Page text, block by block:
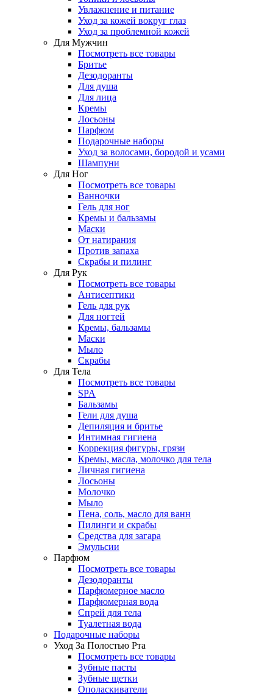
Увлажнение и питание
Уход за кожей вокруг глаз
Уход за проблемной кожей
Для Мужчин
Посмотреть все товары
Бритье
Дезодоранты
Для душа
Для лица
Кремы
Лосьоны
Парфюм
Подарочные наборы
Уход за волосами, бородой и усами
Шампуни
Для Ног
Посмотреть все товары
Ванночки
Гель для ног
Кремы и бальзамы
Маски
От натирания
Против запаха
Скрабы и пилинг
Для Рук
Посмотреть все товары
Антисептики
Гель для рук
Для ногтей
Кремы, бальзамы
Маски
Мыло
Скрабы
Для Тела
Посмотреть все товары
SPA
Бальзамы
Гели для душа
Депиляция и бритье
Интимная гигиена
Коррекция фигуры, грязи
Кремы, масла, молочко для тела
Личная гигиена
Лосьоны
Молочко
Мыло
Пена, соль, масло для ванн
Пилинги и скрабы
Средства для загара
Эмульсии
Парфюм
Посмотреть все товары
Дезодоранты
Парфюмерное масло
Парфюмерная вода
Спрей для тела
Туалетная вода
Подарочные наборы
Уход За Полостью Рта
Посмотреть все товары
Зубные пасты
Зубные щетки
Ополаскиватели